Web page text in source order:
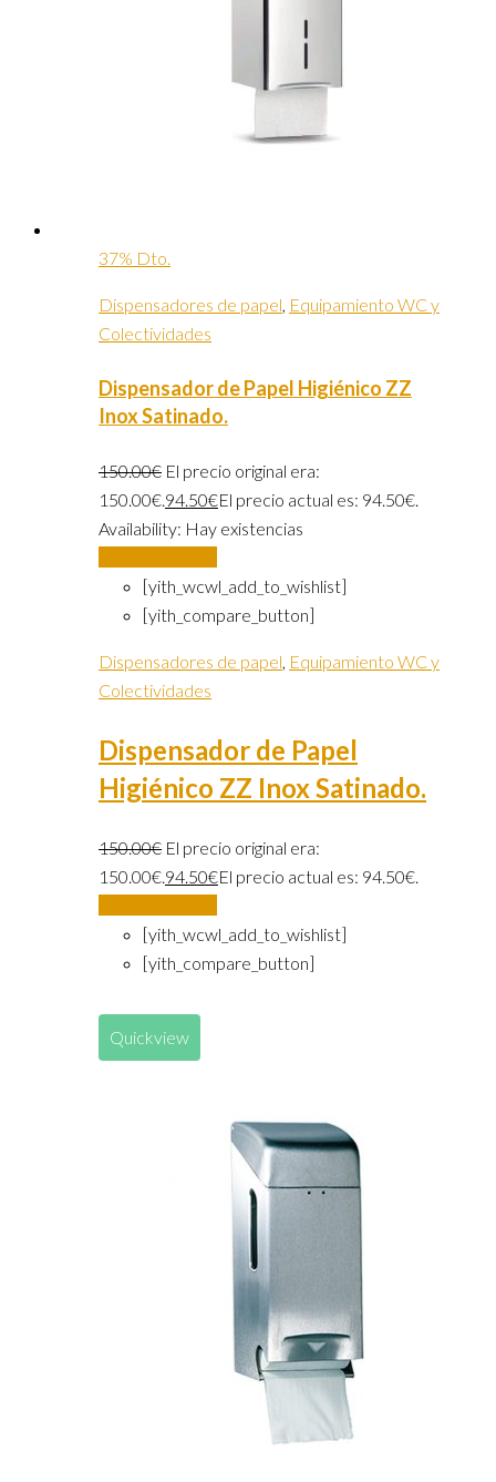
37% Dto.
Dispensadores de papel, Equipamiento WC y
Colectividades
Dispensador de Papel Higiénico ZZ
Inox Satinado.
150.00€ El precio original era:
150.00€.94.50€El precio actual es: 94.50€.
Availability: Hay existencias
[yith_wcwl_add_to_wishlist]
[yith_compare_button]
Dispensadores de papel, Equipamiento WC y
Colectividades
Dispensador de Papel
Higiénico ZZ Inox Satinado.
150.00€ El precio original era:
150.00€.94.50€El precio actual es: 94.50€.
[yith_wcwl_add_to_wishlist]
[yith_compare_button]
Quickview